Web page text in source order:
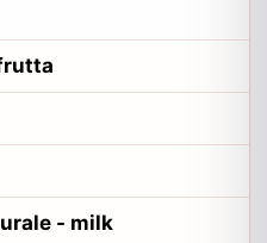
- milk